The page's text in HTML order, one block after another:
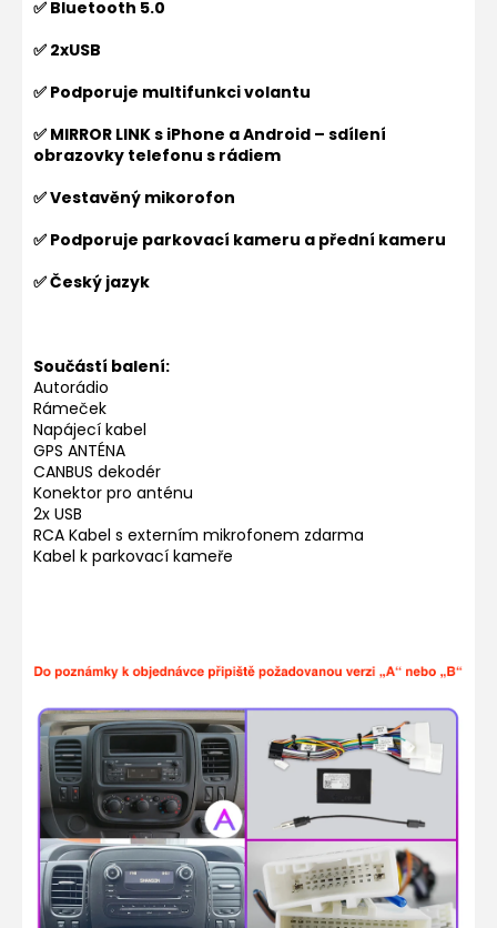
✅ Bluetooth 5.0
✅ 2xUSB
✅ Podporuje multifunkci volantu
✅ MIRROR LINK s iPhone a Android – sdílení
obrazovky telefonu s rádiem
✅ Vestavěný mikorofon
✅ Podporuje parkovací kameru a přední kameru
✅ Český jazyk
Součástí balení:
Autorádio
Rámeček
Napájecí kabel
GPS ANTÉNA
CANBUS dekodér
Konektor pro anténu
2x USB
RCA Kabel s externím mikrofonem zdarma
Kabel k parkovací kameře